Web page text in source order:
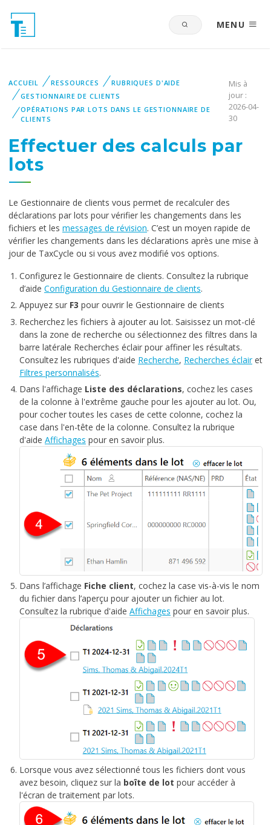
MENU
ACCUEIL RESSOURCES
RUBRIQUES D'AIDE
GESTIONNAIRE DE CLIENTS
OPÉRATIONS PAR LOTS DANS LE GESTIONNAIRE DE
CLIENTS
Mis à
jour :
2026-04-
30
Effectuer des calculs par
lots
Le Gestionnaire de clients vous permet de recalculer des
déclarations par lots pour vérifier les changements dans les
fichiers et les messages de révision. C’est un moyen rapide de
vérifier les changements dans les déclarations après une mise à
jour de TaxCycle ou si vous avez modifié vos options.
Configurez le Gestionnaire de clients. Consultez la rubrique
d’aide Configuration du Gestionnaire de clients.
Appuyez sur F3 pour ouvrir le Gestionnaire de clients
Recherchez les fichiers à ajouter au lot. Saisissez un mot-clé
dans la zone de recherche ou sélectionnez des filtres dans la
barre latérale Recherches éclair pour affiner les résultats.
Consultez les rubriques d'aide Recherche, Recherches éclairet
Filtres personnalisés.
Dans l'affichage Liste des déclarations, cochez les cases
de la colonne à l'extrême gauche pour les ajouter au lot. Ou,
pour cocher toutes les cases de cette colonne, cochez la
case dans l'en-tête de la colonne. Consultez la rubrique
d'aide Affichages pour en savoir plus.
Dans l’affichage Fiche client, cochez la case vis-à-vis le nom
du fichier dans l’aperçu pour ajouter un fichier au lot.
Consultez la rubrique d'aide Affichages pour en savoir plus.
Lorsque vous avez sélectionné tous les fichiers dont vous
avez besoin, cliquez sur la boîte de lot pour accéder à
l'écran de traitement par lots.